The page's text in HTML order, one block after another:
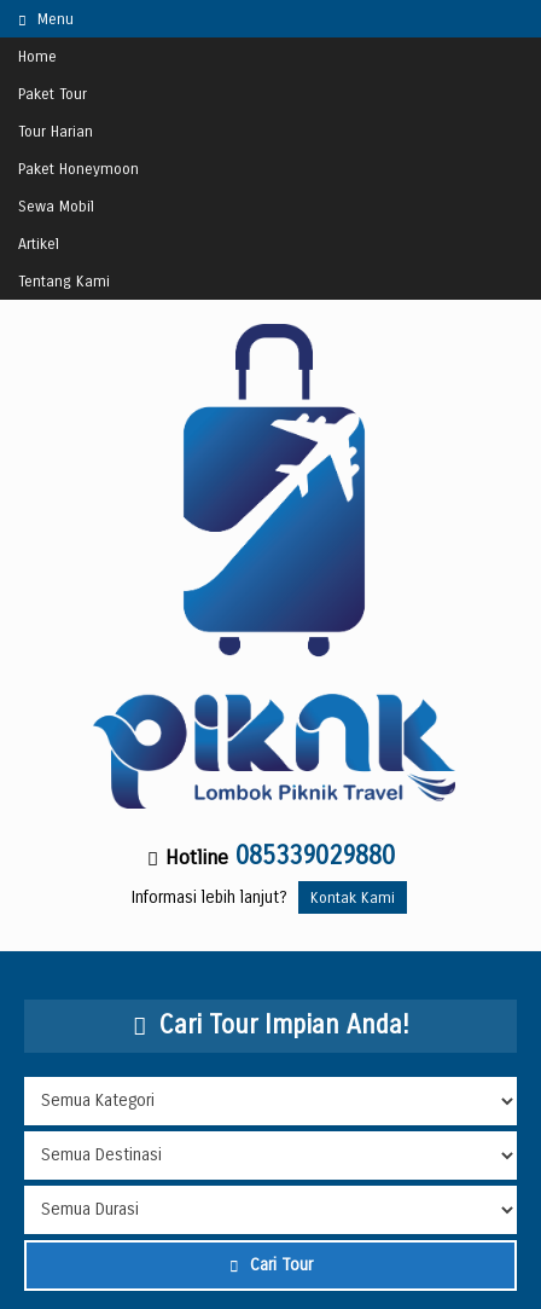
Menu
Home
Paket Tour
Tour Harian
Paket Honeymoon
Sewa Mobil
Artikel
Tentang Kami
Hotline 085339029880
Informasi lebih lanjut? Kontak Kami
Cari Tour Impian Anda!
Cari Tour